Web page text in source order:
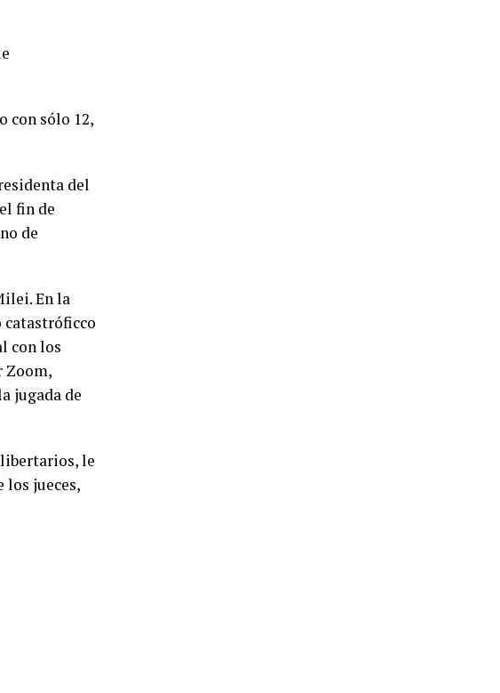
con sólo 12,
del
fin de
de
En la
catastróficco
con los
Zoom,
jugada de
le
los jueces,